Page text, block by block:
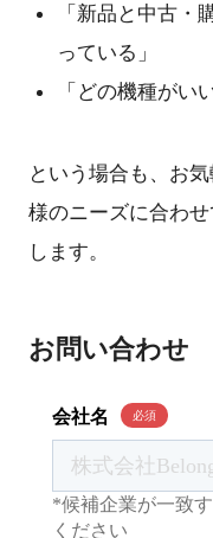
「新品と中古・
っている」
「どの機種がい
という場合も、お
様のニーズに合わ
します。
お問い合わせ